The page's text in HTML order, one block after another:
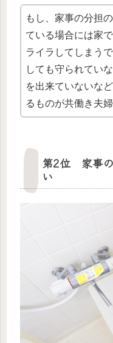
もし、家事の分担
ている場合には家
ライラしてしまう
しても守られてい
を出来ていないな
るものが共働き夫
第2位 家事
い